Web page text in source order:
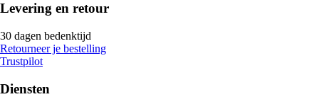
Levering en retour
30 dagen bedenktijd
Retourneer je bestelling
Trustpilot
Diensten